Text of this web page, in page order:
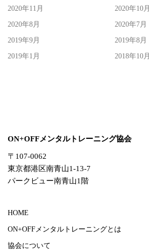
2020年11月 2020年10月
2020年8月 2020年7月
2019年9月 2019年8月
2019年1月 2018年10月
ON+OFFメンタルトレーニング協会
〒107-0062
東京都港区南青山1-13-7
パークビュー南青山1階
HOME
ON+OFFメンタルトレーニングとは
協会について